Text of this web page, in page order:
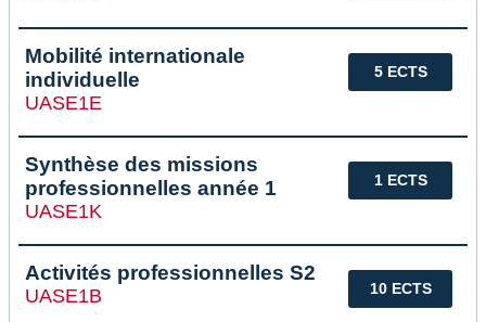
5 ECTS
Mobilité internationale
individuelle
UASE1E
1 ECTS
Synthèse des missions
professionnelles année 1
UASE1K
10 ECTS
Activités professionnelles S2
UASE1B